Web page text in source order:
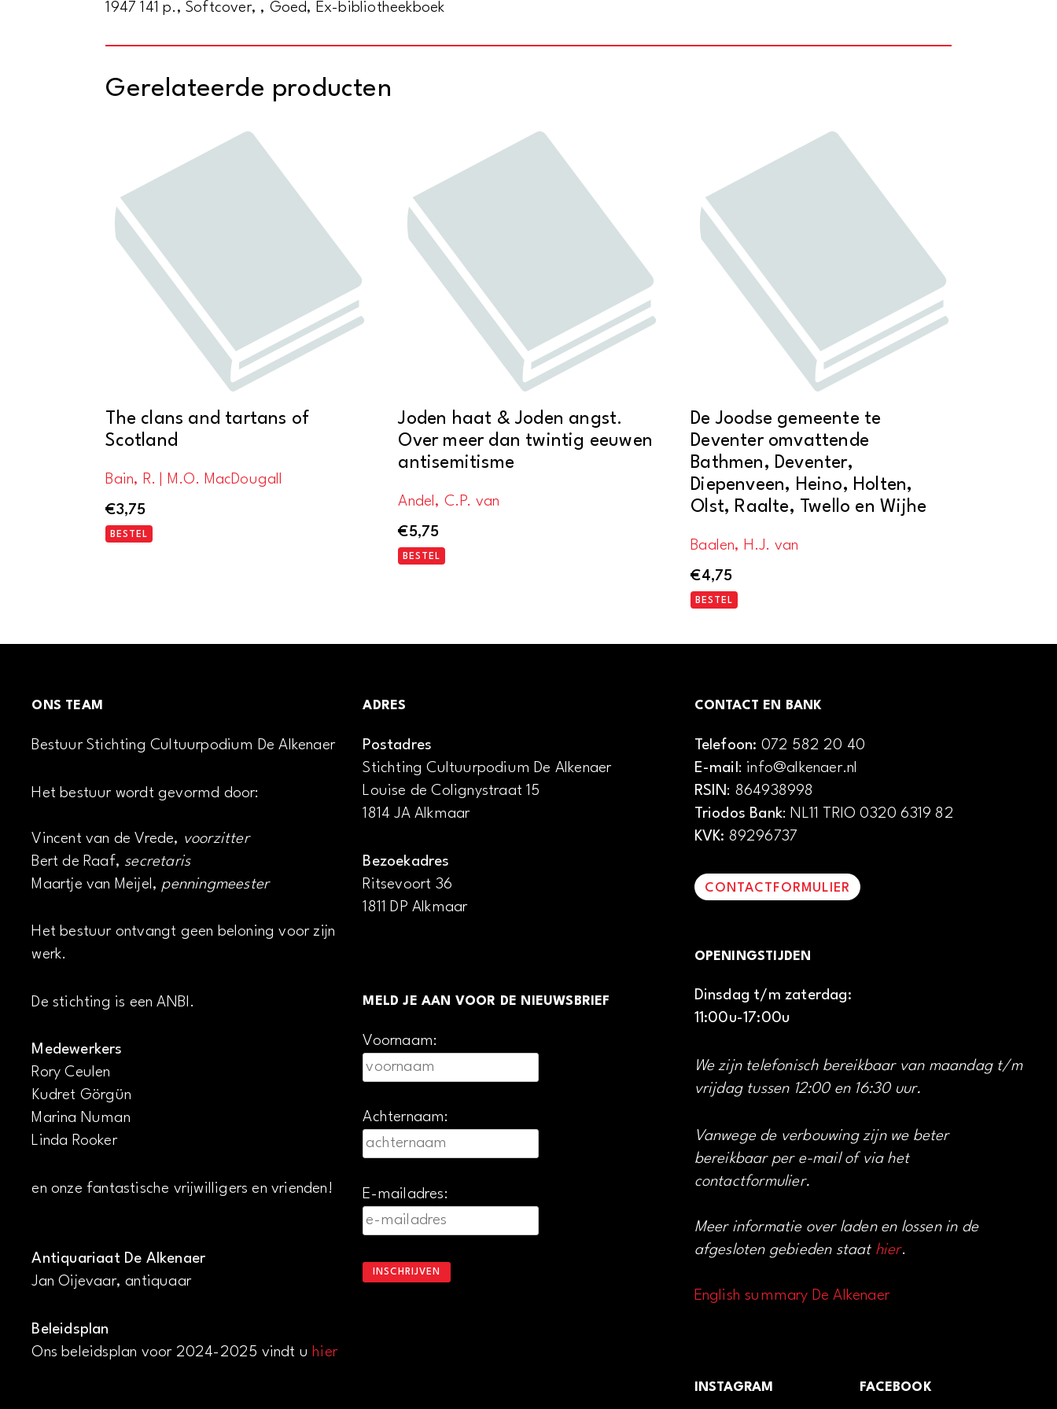
1947 141 p., Softcover, , Goed, Ex-bibliotheekboek
Gerelateerde producten
The clans and tartans of
Scotland
Bain, R. | M.O. MacDougall
€3,75
BESTEL
Joden haat & Joden angst.
Over meer dan twintig eeuwen
antisemitisme
Andel, C.P. van
€5,75
BESTEL
De Joodse gemeente te
Deventer omvattende
Bathmen, Deventer,
Diepenveen, Heino, Holten,
Olst, Raalte, Twello en Wijhe
Baalen, H.J. van
€4,75
BESTEL
ONS TEAM
Bestuur Stichting Cultuurpodium De Alkenaer
Het bestuur wordt gevormd door:
Vincent van de Vrede, voorzitter
Bert de Raaf, secretaris
Maartje van Meijel, penningmeester
Het bestuur ontvangt geen beloning voor zijn
werk.
De stichting is een ANBI.
Medewerkers
Rory Ceulen
Kudret Görgün
Marina Numan
Linda Rooker
en onze fantastische vrijwilligers en vrienden!
Antiquariaat De Alkenaer
Jan Oijevaar, antiquaar
Beleidsplan
Ons beleidsplan voor 2024-2025 vindt u hier
ADRES
Postadres
Stichting Cultuurpodium De Alkenaer
Louise de Colignystraat 15
1814 JA Alkmaar
Bezoekadres
Ritsevoort 36
1811 DP Alkmaar
MELD JE AAN VOOR DE NIEUWSBRIEF
Voornaam:
Achternaam:
E-mailadres:
CONTACT EN BANK
Telefoon: 072 582 20 40
E-mail: info@alkenaer.nl
RSIN: 864938998
Triodos Bank: NL11 TRIO 0320 6319 82
KVK: 89296737
CONTACTFORMULIER
OPENINGSTIJDEN
Dinsdag t/m zaterdag:
11:00u-17:00u
We zijn telefonisch bereikbaar van maandag t/m
vrijdag tussen 12:00 en 16:30 uur.
Vanwege de verbouwing zijn we beter
bereikbaar per e-mail of via het
contactformulier.
Meer informatie over laden en lossen in de
afgesloten gebieden staat hier.
English summary De Alkenaer
INSTAGRAM FACEBOOK